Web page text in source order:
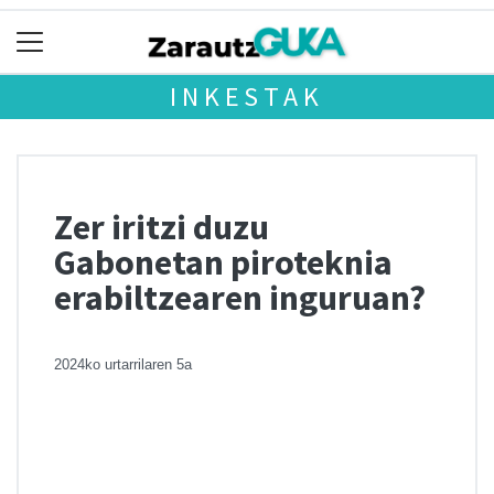
INKESTAK
Zer iritzi duzu
Gabonetan piroteknia
erabiltzearen inguruan?
2024ko urtarrilaren 5a